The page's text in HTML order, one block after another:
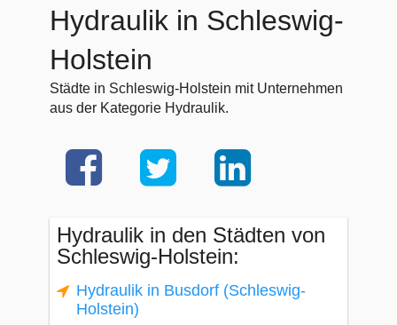
Hydraulik in Schleswig-
Holstein
Städte in Schleswig-Holstein mit Unternehmen
aus der Kategorie Hydraulik.
Hydraulik in den Städten von
Schleswig-Holstein:
Hydraulik in Busdorf (Schleswig-
Holstein)